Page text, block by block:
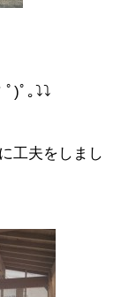
ﾟ)ﾟ｡⤵⤵
工夫をしまし